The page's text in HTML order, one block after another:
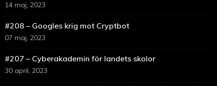
14 maj, 2023
#208 – Googles krig mot Cryptbot
07 maj, 2023
#207 – Cyberakademin för landets skolor
30 april, 2023